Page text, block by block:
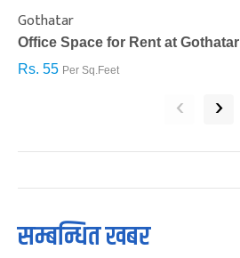
Gothatar
Office Space for Rent at Gothatar
Rs. 55 Per Sq.Feet
‹ ›
सम्बन्धित खबर